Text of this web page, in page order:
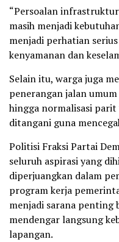
“Persoalan
masih menjadi
menjadi perhatian
kenyamanan dan
Selain itu, warga juga
penerangan jalan
hingga normalisasi
ditangani guna
Politisi Fraksi Partai
seluruh aspirasi yang
diperjuangkan dalam
program kerja
menjadi sarana penting
mendengar langsung
lapangan.